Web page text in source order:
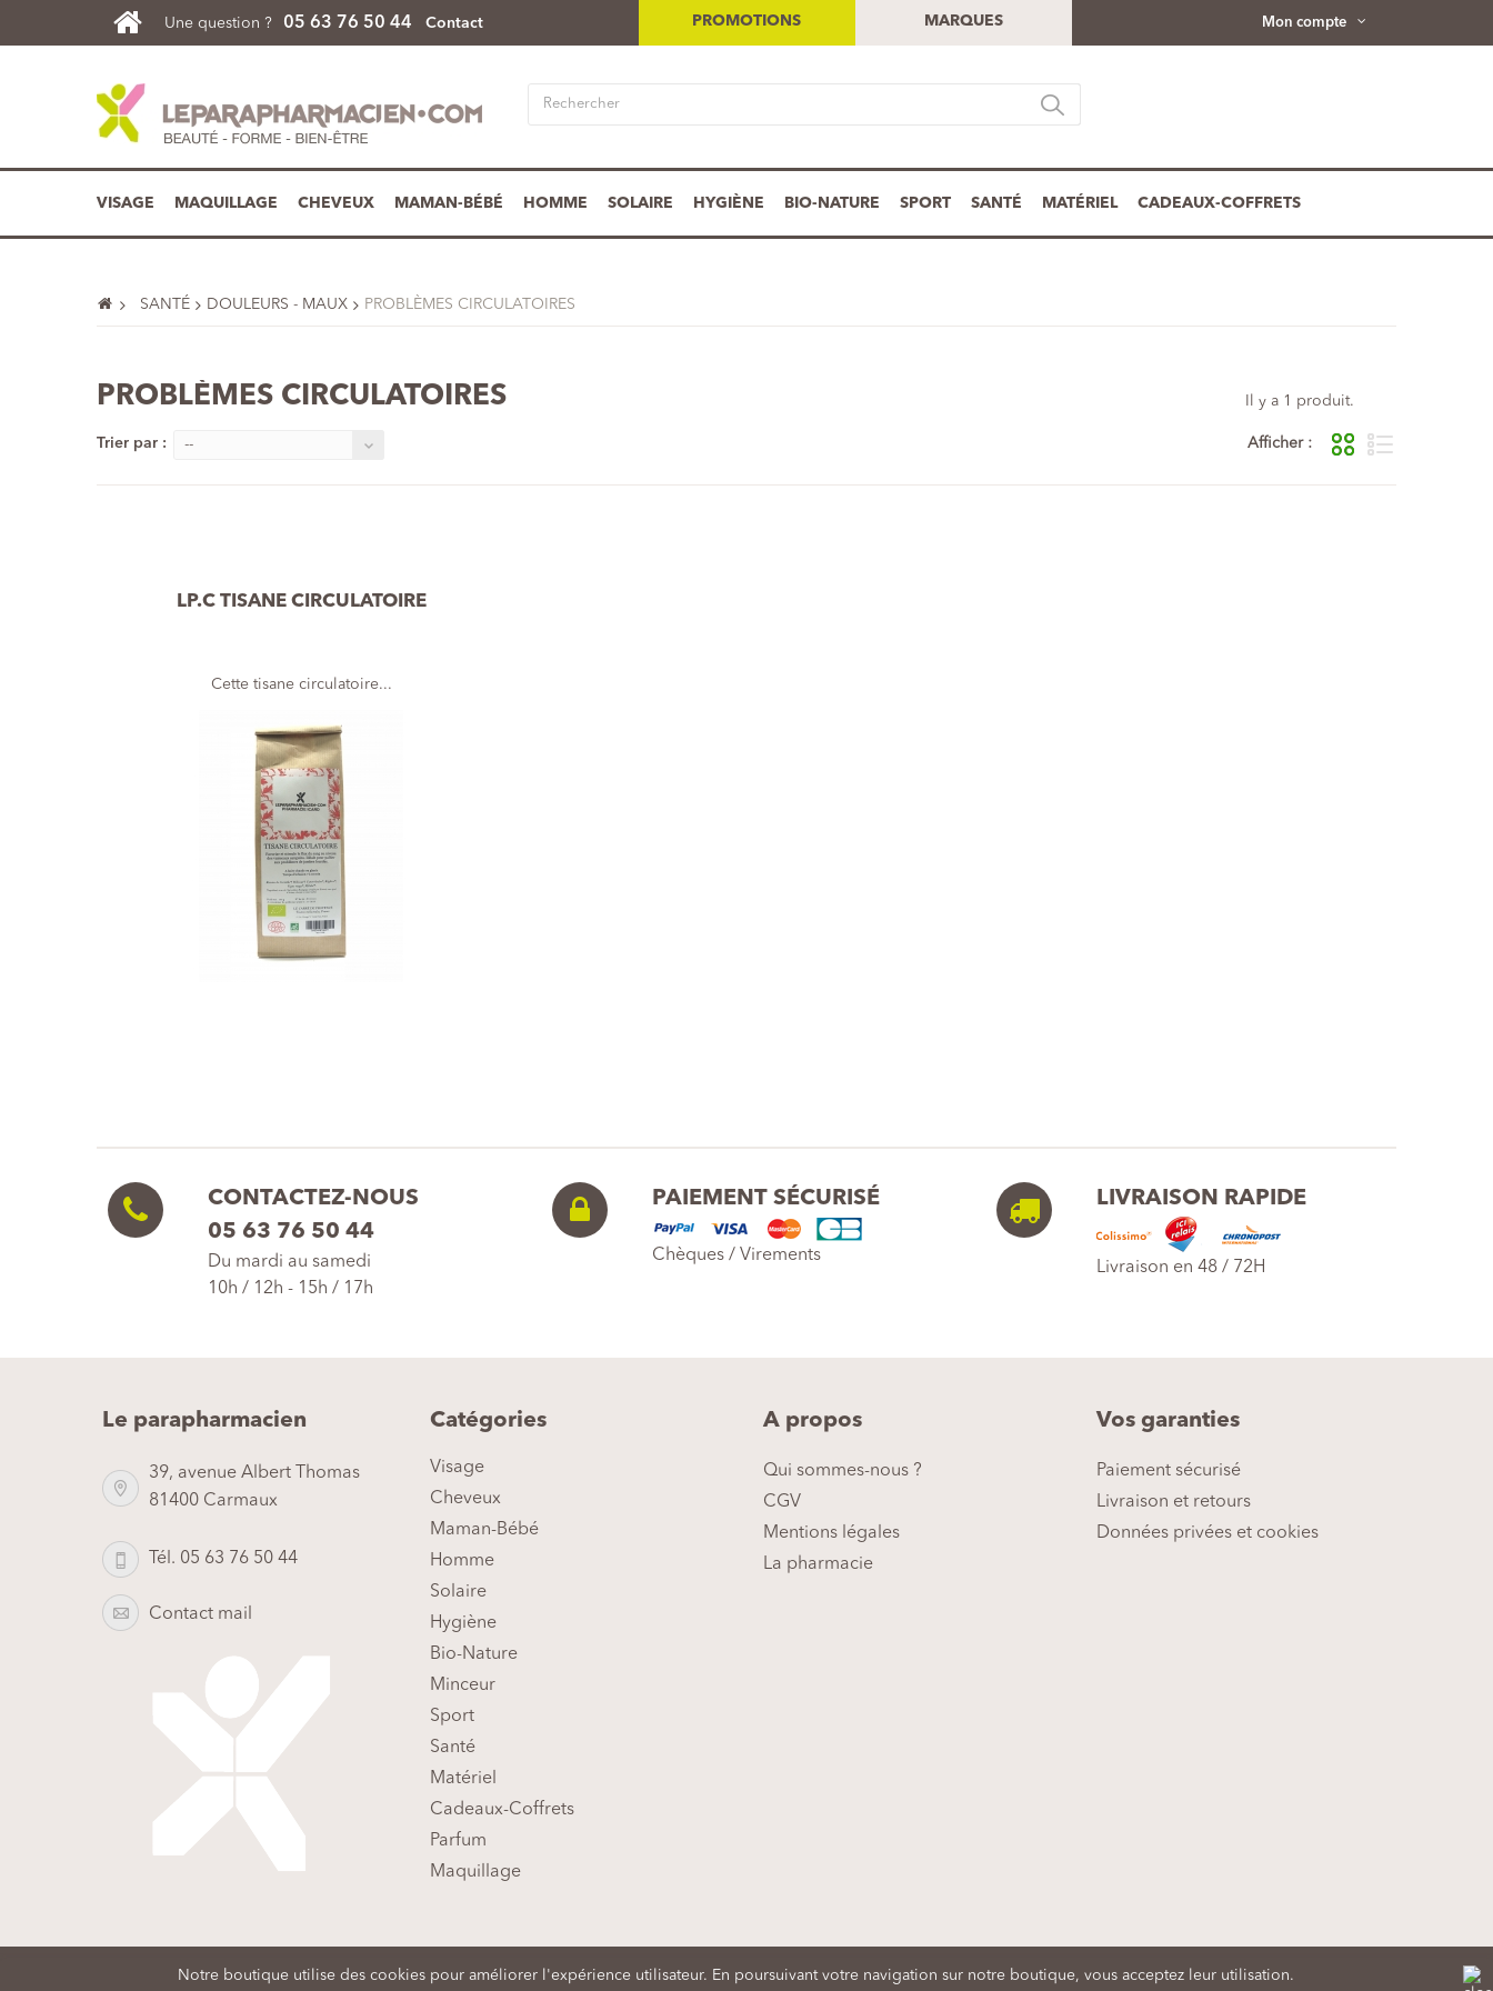
Mon compte
Une question ? 05 63 76 50 44 Contact PROMOTIONS MARQUES
VISAGE MAQUILLAGE CHEVEUX MAMAN-BÉBÉ HOMME SOLAIRE HYGIÈNE BIO-NATURE SPORT SANTÉ MATÉRIEL CADEAUX-COFFRETS
Notre boutique utilise des cookies pour améliorer l'expérience utilisateur. En poursuivant votre navigation sur notre boutique, vous acceptez leur utilisation.
SANTÉ DOULEURS - MAUX PROBLÈMES CIRCULATOIRES
PROBLÈMES CIRCULATOIRES Il y a 1 produit.
Afficher :
Trier par : --
LP.C TISANE CIRCULATOIRE
Cette tisane circulatoire...
CONTACTEZ-NOUS
05 63 76 50 44
Du mardi au samedi
10h / 12h - 15h / 17h
PAIEMENT SÉCURISÉ
Chèques / Virements
LIVRAISON RAPIDE
Livraison en 48 / 72H
Le parapharmacien
39, avenue Albert Thomas
81400 Carmaux
Tél. 05 63 76 50 44
Contact mail
Catégories
Visage
Cheveux
Maman-Bébé
Homme
Solaire
Hygiène
Bio-Nature
Minceur
Sport
Santé
Matériel
Cadeaux-Coffrets
Parfum
Maquillage
A propos
Qui sommes-nous ?
CGV
Mentions légales
La pharmacie
Vos garanties
Paiement sécurisé
Livraison et retours
Données privées et cookies
Plan du site| Conception Suricate Web Consulting,Création de sites Internet dans le Tarn